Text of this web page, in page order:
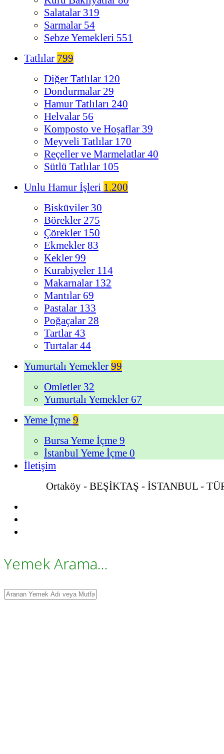
Salatalar 319
Sarmalar 54
Sebze Yemekleri 551
Tatlılar 799
Diğer Tatlılar 120
Dondurmalar 29
Hamur Tatlıları 240
Helvalar 56
Komposto ve Hoşaflar 39
Meyveli Tatlılar 170
Reçeller ve Marmelatlar 40
Sütlü Tatlılar 105
Unlu Hamur İşleri 1.200
Bisküviler 30
Börekler 275
Çörekler 150
Ekmekler 83
Kekler 99
Kurabiyeler 114
Makarnalar 132
Mantılar 69
Pastalar 133
Poğaçalar 28
Tartlar 43
Turtalar 44
Yumurtalı Yemekler 99
Omletler 32
Yumurtalı Yemekler 67
Yeme İçme 9
Bursa Yeme İçme 9
İstanbul Yeme İçme 0
İletişim
Ortaköy - BEŞİKTAŞ - İSTANBUL -
Yemek Arama...